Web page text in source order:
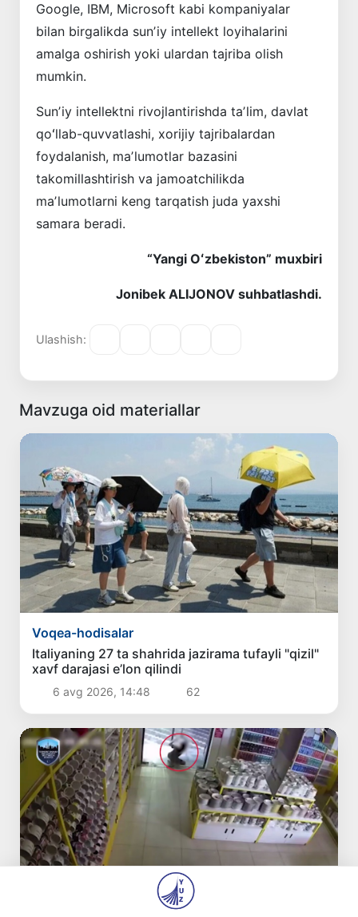
Google, IBM, Microsoft kabi kompaniyalar
bilan birgalikda sunʼiy intellekt loyihalarini
amalga oshirish yoki ulardan tajriba olish
mumkin.
Sunʼiy intellektni rivojlantirishda taʼlim, davlat
qoʻllab-quvvatlashi, xorijiy tajribalardan
foydalanish, maʼlumotlar bazasini
takomillashtirish va jamoatchilikda
maʼlumotlarni keng tarqatish juda yaxshi
samara beradi.
“Yangi Oʻzbekiston” muxbiri
Jonibek ALIJONOV suhbatlashdi.
Ulashish:
Mavzuga oid materiallar
Voqea-hodisalar
Italiyaning 27 ta shahrida jazirama tufayli "qizil"
xavf darajasi e’lon qilindi
6 avg 2026, 14:48 62